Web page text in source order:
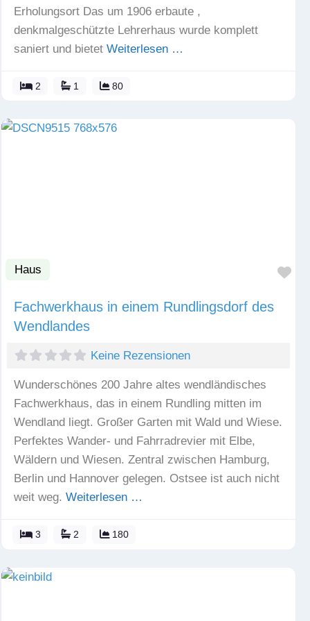
Erholungsort Das um 1906 erbaute ,
denkmalgeschützte Lehrerhaus wurde komplett
saniert und bietet Weiterlesen …
2 1 80
Haus
Fachwerkhaus in einem Rundlingsdorf des
Wendlandes
Keine Rezensionen
Wunderschönes 200 Jahre altes wendländisches
Fachwerkhaus, das in einem Rundling mitten im
Wendland liegt. Großer Garten mit Wald und Wiese.
Perfektes Wander- und Fahrradrevier mit Elbe,
Wäldern und Wiesen. Zentral zwischen Hamburg,
Berlin und Hannover gelegen. Ostsee ist auch nicht
weit weg. Weiterlesen …
3 2 180